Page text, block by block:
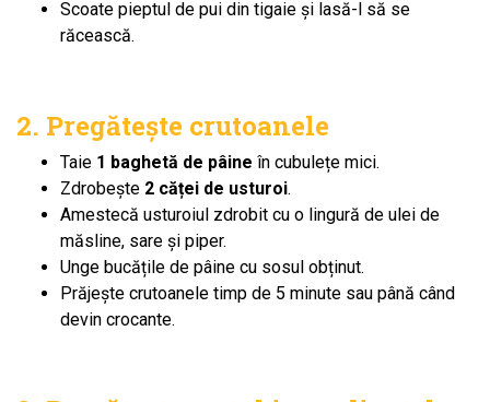
Scoate pieptul de pui din tigaie și lasă-l să se
răcească.
2. Pregătește crutoanele
Taie 1 baghetă de pâine în cubulețe mici.
Zdrobește 2 căței de usturoi.
Amestecă usturoiul zdrobit cu o lingură de ulei de
măsline, sare și piper.
Unge bucățile de pâine cu sosul obținut.
Prăjește crutoanele timp de 5 minute sau până când
devin crocante.